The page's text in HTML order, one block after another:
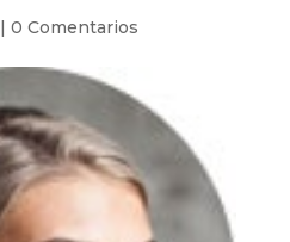
| 0 Comentarios